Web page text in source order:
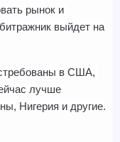
рынок и
выйдет на
в США,
лучше
Нигерия и другие.